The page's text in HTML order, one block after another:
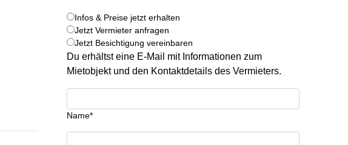
Infos & Preise jetzt erhalten
Jetzt Vermieter anfragen
Jetzt Besichtigung vereinbaren
Du erhältst eine E-Mail mit Informationen zum
Mietobjekt und den Kontaktdetails des Vermieters.
Name*